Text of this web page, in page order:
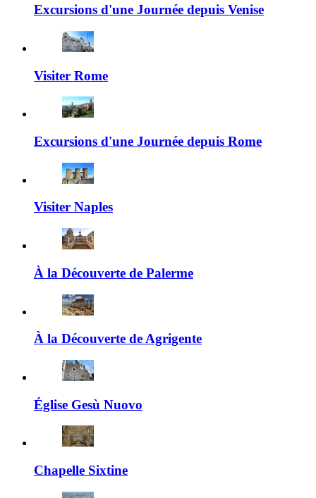
Excursions d'une Journée depuis Venise
Visiter Rome
Excursions d'une Journée depuis Rome
Visiter Naples
À la Découverte de Palerme
À la Découverte de Agrigente
Église Gesù Nuovo
Chapelle Sixtine